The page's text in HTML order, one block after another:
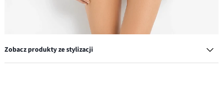
Zobacz produkty ze stylizacji